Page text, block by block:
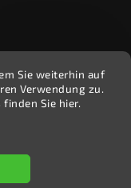
Sie weiterhin auf
Verwendung zu.
Sie hier.
vyhradené.